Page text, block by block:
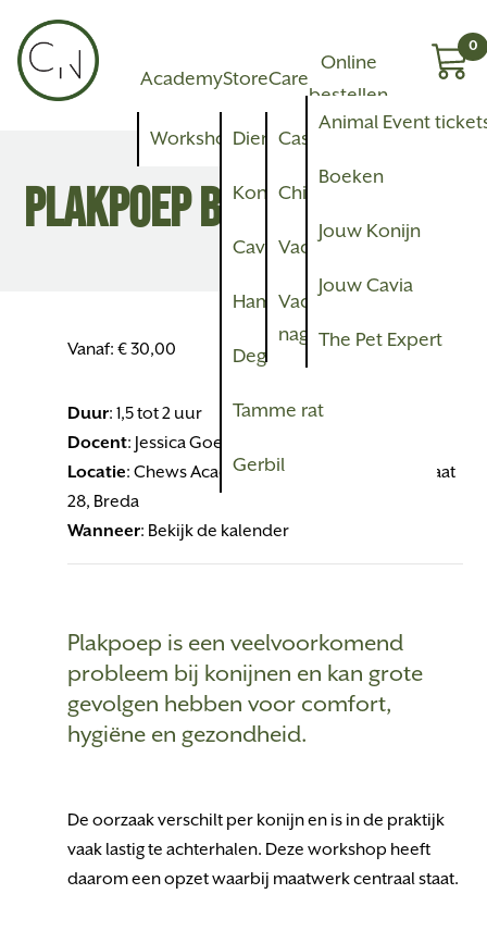
Academy
Workshops
Store
Dieren
Konijn
Cavia
Hamster
Degoe
Tamme rat
Gerbil
Care
Castratie of sterilisatie
Chippen
Vaccineren
Vacht- en
nagelverzorging
Online
bestellen
Animal Event
Boeken
Jouw Konijn
Jouw Cavia
The Pet Expert
0
PLAKPOEP BIJ KONIJNEN
Vanaf:€30,00
Duur: 1,5 tot 2 uur
Docent: Jessica Goedhart
Locatie: Chews Academy | Nieuwe Ginnekenstraat
28, Breda
Wanneer: Bekijk de kalender
Plakpoep is een veelvoorkomend
probleem bij konijnen en kan grote
gevolgen hebben voor comfort,
hygiëne en gezondheid.
De oorzaak verschilt per konijn en is in de praktijk
vaak lastig te achterhalen. Deze workshop heeft
daarom een opzet waarbij maatwerk centraal staat.